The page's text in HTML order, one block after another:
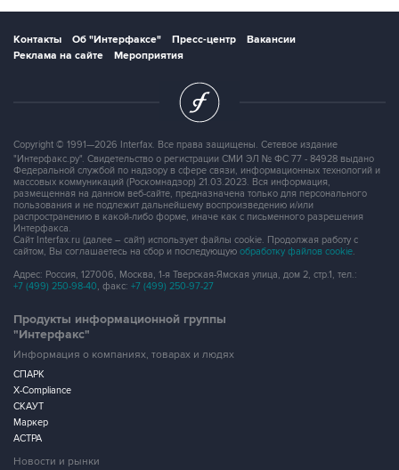
Контакты Об "Интерфаксе" Пресс-центр
Вакансии
Реклама на сайте
Мероприятия
Copyright © 1991—2026 Interfax. Все права защищены. Сетевое издание
"Интерфакс.ру". Свидетельство о регистрации СМИ ЭЛ № ФС 77 - 84928 выдано
Федеральной службой по надзору в сфере связи, информационных технологий и
массовых коммуникаций (Роскомнадзор) 21.03.2023. Вся информация,
размещенная на данном веб-сайте, предназначена только для персонального
пользования и не подлежит дальнейшему воспроизведению и/или
распространению в какой-либо форме, иначе как с письменного разрешения
Интерфакса.
Сайт Interfax.ru (далее – сайт) использует файлы cookie. Продолжая работу с
сайтом, Вы соглашаетесь на сбор и последующую обработку файлов cookie.
Адрес: Россия, 127006, Москва, 1-я Тверская-Ямская улица, дом 2, стр.1, тел.:
+7 (499) 250-98-40, факс: +7 (499) 250-97-27
Продукты информационной группы
"Интерфакс"
Информация о компаниях, товарах и людях
СПАРК
X-Compliance
СКАУТ
Маркер
АСТРА
Новости и рынки